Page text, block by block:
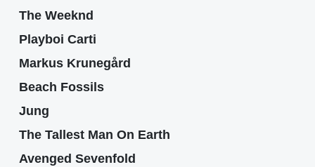
The Weeknd
Playboi Carti
Markus Krunegård
Beach Fossils
Jung
The Tallest Man On Earth
Avenged Sevenfold